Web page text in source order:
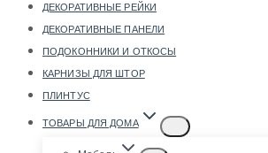
ДЕКОРАТИВНЫЕ РЕЙКИ
ДЕКОРАТИВНЫЕ ПАНЕЛИ
ПОДОКОННИКИ И ОТКОСЫ
КАРНИЗЫ ДЛЯ ШТОР
ПЛИНТУС
ТОВАРЫ ДЛЯ ДОМА